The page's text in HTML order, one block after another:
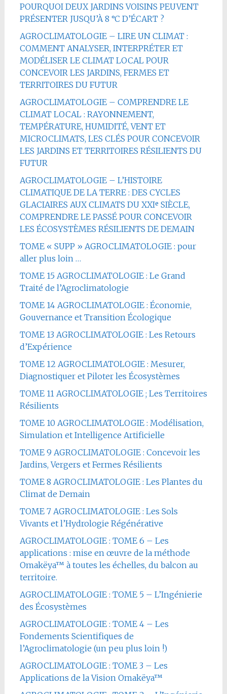
POURQUOI DEUX JARDINS VOISINS PEUVENT
PRÉSENTER JUSQU’À 8 °C D’ÉCART ?
AGROCLIMATOLOGIE – LIRE UN CLIMAT :
COMMENT ANALYSER, INTERPRÉTER ET
MODÉLISER LE CLIMAT LOCAL POUR
CONCEVOIR LES JARDINS, FERMES ET
TERRITOIRES DU FUTUR
AGROCLIMATOLOGIE – COMPRENDRE LE
CLIMAT LOCAL : RAYONNEMENT,
TEMPÉRATURE, HUMIDITÉ, VENT ET
MICROCLIMATS, LES CLÉS POUR CONCEVOIR
LES JARDINS ET TERRITOIRES RÉSILIENTS DU
FUTUR
AGROCLIMATOLOGIE – L’HISTOIRE
CLIMATIQUE DE LA TERRE : DES CYCLES
GLACIAIRES AUX CLIMATS DU XXIᵉ SIÈCLE,
COMPRENDRE LE PASSÉ POUR CONCEVOIR
LES ÉCOSYSTÈMES RÉSILIENTS DE DEMAIN
TOME « SUPP » AGROCLIMATOLOGIE : pour
aller plus loin …
TOME 15 AGROCLIMATOLOGIE : Le Grand
Traité de l’Agroclimatologie
TOME 14 AGROCLIMATOLOGIE : Économie,
Gouvernance et Transition Écologique
TOME 13 AGROCLIMATOLOGIE : Les Retours
d’Expérience
TOME 12 AGROCLIMATOLOGIE : Mesurer,
Diagnostiquer et Piloter les Écosystèmes
TOME 11 AGROCLIMATOLOGIE ; Les Territoires
Résilients
TOME 10 AGROCLIMATOLOGIE : Modélisation,
Simulation et Intelligence Artificielle
TOME 9 AGROCLIMATOLOGIE : Concevoir les
Jardins, Vergers et Fermes Résilients
TOME 8 AGROCLIMATOLOGIE : Les Plantes du
Climat de Demain
TOME 7 AGROCLIMATOLOGIE : Les Sols
Vivants et l’Hydrologie Régénérative
AGROCLIMATOLOGIE : TOME 6 – Les
applications : mise en œuvre de la méthode
Omakëya™ à toutes les échelles, du balcon au
territoire.
AGROCLIMATOLOGIE : TOME 5 – L’Ingénierie
des Écosystèmes
AGROCLIMATOLOGIE : TOME 4 – Les
Fondements Scientifiques de
l’Agroclimatologie (un peu plus loin !)
AGROCLIMATOLOGIE : TOME 3 – Les
Applications de la Vision Omakëya™